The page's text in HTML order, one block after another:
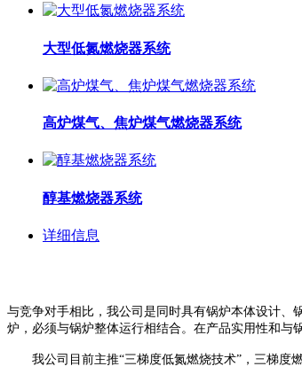
大型低氮燃烧器系统
高炉煤气、焦炉煤气燃烧器系统
醇基燃烧器系统
详细信息
与竞争对手相比，我公司是同时具有锅炉本体设计
炉，必须与锅炉整体运行相结合。在产品实用性和与
我公司目前主推“三梯度低氮燃烧技术”，三梯度